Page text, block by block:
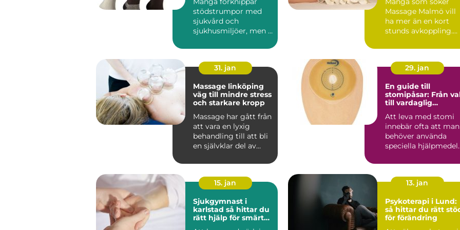
stödstrumpor med
sjukvård och
sjukhusmiljöer, men i
vanliga på...
Massage Malmö vill
ha mer än en kort
stunds avkoppling.
rörligare,...
31. jan
Massage linköping
väg till mindre stress
och starkare kropp
Massage har gått från
att vara en lyxig
behandling till att bli
en självklar del av
29. jan
En guide till
stomipåsar: Från
till vardaglig
Att leva med stomi
innebär ofta att man
behöver använda
speciella hjälpmedel
15. jan
Sjukgymnast i
karlstad så hittar du
rätt hjälp för smärta
13. jan
Psykoterapi i Lund:
så hittar du rätt
för förändring